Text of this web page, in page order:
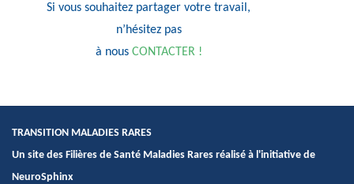
Si vous souhaitez partager votre travail,
n’hésitez pas
à nous CONTACTER !
TRANSITION MALADIES RARES
Un site des Filières de Santé Maladies Rares réalisé à l'initiative de
NeuroSphinx